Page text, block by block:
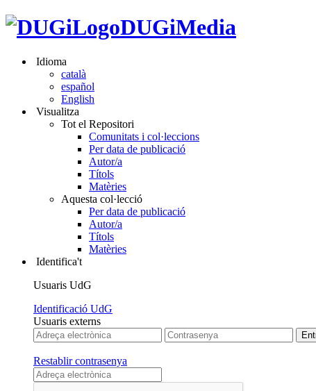
DUGiMedia
Idioma
català
español
English
Visualitza
Tot el Repositori
Comunitats i col·leccions
Per data de publicació
Autor/a
Títols
Matèries
Aquesta col·lecció
Per data de publicació
Autor/a
Títols
Matèries
Identifica't
Usuaris UdG
Identificació UdG
Usuaris externs
Restablir contrasenya